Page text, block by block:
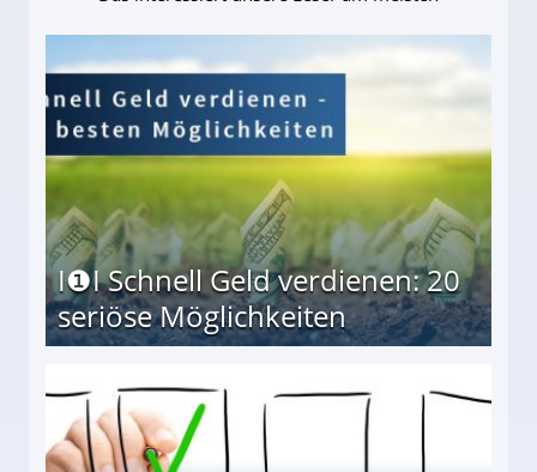
I❶I Schnell Geld verdienen: 20
seriöse Möglichkeiten